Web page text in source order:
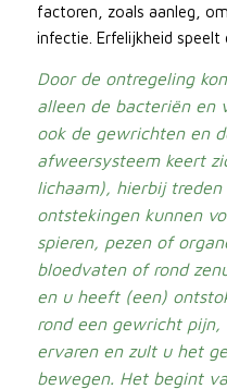
factoren, zoals aanleg,
infectie. Erfelijkheid speelt
Door de ontregeling
alleen de bacteriën en
ook de gewrichten en
afweersysteem keert
lichaam), hierbij
ontstekingen kunnen
spieren, pezen of
bloedvaten of rond
en u heeft (een)
rond een gewricht
ervaren en zult u het
bewegen. Het begint